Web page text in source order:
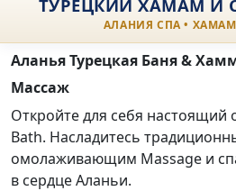
ТУРЕЦКИЙ ХАМАМ И
АЛАНИЯ СПА •
Аланья Турецкая Баня &
Массаж
Откройте для себя настоящий
Bath. Насладитесь
омолаживающим Massage и
в сердце Аланьи.